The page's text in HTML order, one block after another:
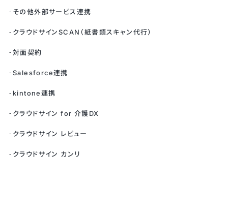
その他外部サービス連携
クラウドサインSCAN（紙書類スキャン代行）
対面契約
Salesforce連携
kintone連携
クラウドサイン for 介護DX
クラウドサイン レビュー
クラウドサイン カンリ